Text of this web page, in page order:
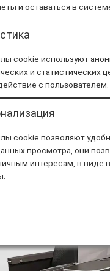
in to Boarding
comfortable seats.
/
и оставаться в
cookie используют
и статистических
с пользователем.
cookie позволяют
просмотра, они
интересам, в виде